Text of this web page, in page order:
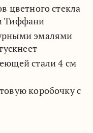
цветного стекла
Тиффани
эмалями
стали 4 см
коробочку с